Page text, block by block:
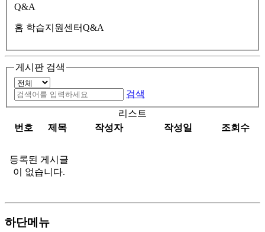
Q&A
홈 학습지원센터Q&A
게시판 검색
검색
리스트
번호
제목 작성자 작성일 조회수
등록된 게시글
이 없습니다.
하단메뉴